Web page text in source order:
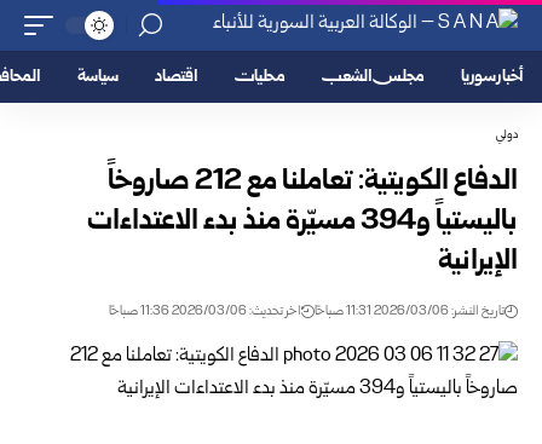
أخبار سوريا مجلس الشعب محليات اقتصاد سياسة
دولي
الدفاع الكويتية: تعاملنا مع 212 صاروخاً
باليستياً و394 مسيّرة منذ بدء الاعتداءات
الإيرانية
تاريخ النشر: 2026/03/06 11:31 صباحًا اخر تحديث: 2026/03/06 11:36 صباحًا